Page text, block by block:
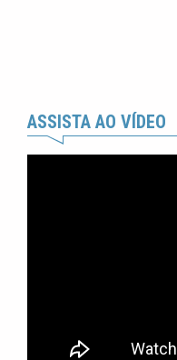
ASSISTA AO VÍDEO